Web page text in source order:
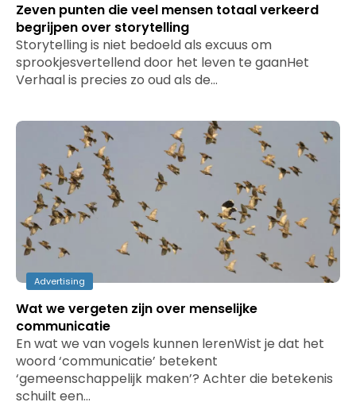
Zeven punten die veel mensen totaal verkeerd
begrijpen over storytelling
Storytelling is niet bedoeld als excuus om
sprookjesvertellend door het leven te gaanHet
Verhaal is precies zo oud als de…
Advertising
Wat we vergeten zijn over menselijke
communicatie
En wat we van vogels kunnen lerenWist je dat het
woord ‘communicatie’ betekent
‘gemeenschappelijk maken’? Achter die betekenis
schuilt een…